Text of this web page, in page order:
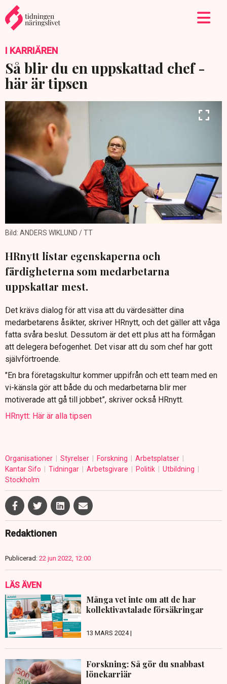
I KARRIÄREN
Så blir du en uppskattad chef -
här är tipsen
Bild: ANDERS WIKLUND / TT
HRnytt listar egenskaperna och
färdigheterna som medarbetarna
uppskattar mest.
Det krävs dialog för att visa att du värdesätter dina
medarbetarens åsikter, skriver HRnytt, och det gäller att våga
fatta svåra beslut. Dessutom är det ett plus att ha förmågan
att delegera befogenhet. Det visar att du som chef har gott
självförtroende.
"En bra företagskultur kommer uppifrån och ett team med en
vi-känsla gör att både du och medarbetarna blir mer
motiverade att gå till jobbet”, skriver också HRnytt.
HRnytt: Här är alla tipsen
Organisationer Styrelser Forskning
Arbetsplatser
Kantar Sifo
Tidningar Arbetsgivare Politik
Utbildning
Stockholm
Redaktionen
Publicerad: 22 jun 2022, 12:00
LÄS ÄVEN
Många vet inte om att de har
kollektivavtalade försäkringar
13 MARS 2024 |
Forskning: Så gör du snabbast
lönekarriär